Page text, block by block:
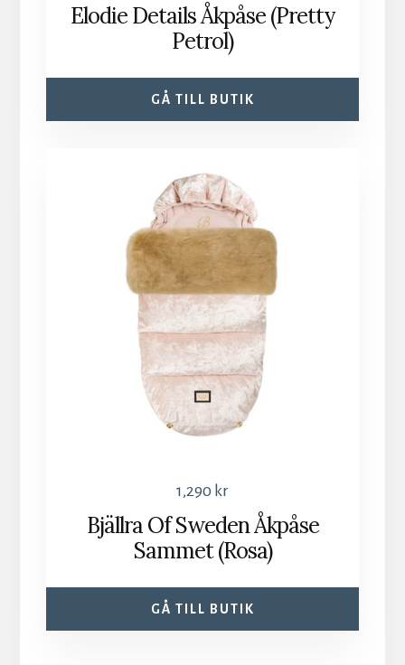
Elodie Details Åkpåse (Pretty
Petrol)
GÅ TILL BUTIK
1,290 kr
Bjällra Of Sweden Åkpåse
Sammet (Rosa)
GÅ TILL BUTIK